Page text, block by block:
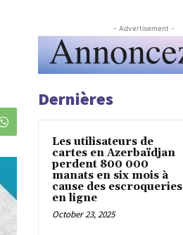
- Advertisement -
Dernières
Les utilisateurs de
cartes en Azerbaïdjan
perdent 800 000
manats en six mois à
cause des escroqueries
en ligne
October 23, 2025